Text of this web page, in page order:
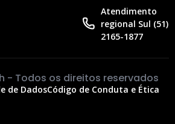
Atendimento
regional Sul (51)
2165-1877
- Todos os direitos reservados
de DadosCódigo de Conduta e Ética